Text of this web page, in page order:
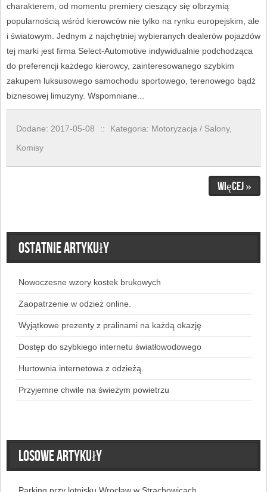
charakterem, od momentu premiery cieszący się olbrzymią
popularnością wśród kierowców nie tylko na rynku europejskim, ale
i światowym. Jednym z najchętniej wybieranych dealerów pojazdów
tej marki jest firma Select-Automotive indywidualnie podchodząca
do preferencji każdego kierowcy, zainteresowanego szybkim
zakupem luksusowego samochodu sportowego, terenowego bądź
biznesowej limuzyny. Wspomniane...
Dodane: 2017-05-08 ::
Kategoria: Motoryzacja / Salony,
Komisy
Więcej »
Ostatnie artykuły
Nowoczesne wzory kostek brukowych
Zaopatrzenie w odzież online.
Wyjątkowe prezenty z pralinami na każdą okazję
Dostęp do szybkiego internetu światłowodowego
Hurtownia internetowa z odzieżą.
Przyjemne chwile na świeżym powietrzu
Losowe artykuły
Parking przy lotnisku Wrocław w Strachowicach